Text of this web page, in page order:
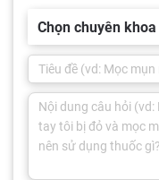
Chọn chuyên khoa